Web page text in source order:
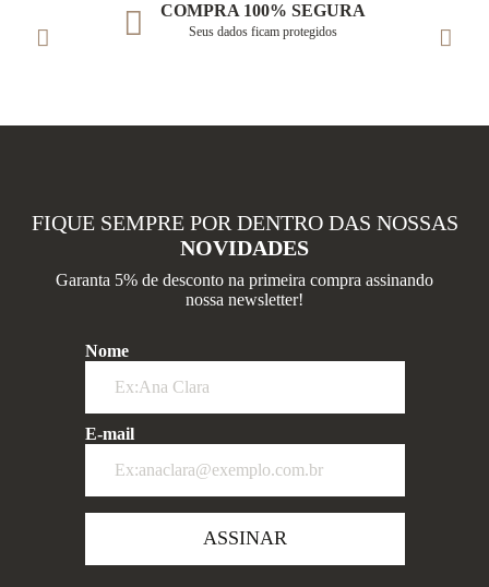
COMPRA 100% SEGURA
Seus dados ficam protegidos
FIQUE SEMPRE POR DENTRO DAS NOSSAS
NOVIDADES
Garanta 5% de desconto na primeira compra assinando
nossa newsletter!
Nome
E-mail
ASSINAR